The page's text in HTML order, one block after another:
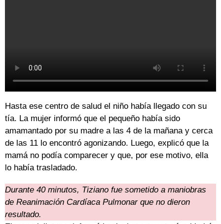
Hasta ese centro de salud el niño había llegado con su
tía. La mujer informó que el pequeño había sido
amamantado por su madre a las 4 de la mañana y cerca
de las 11 lo encontró agonizando. Luego, explicó que la
mamá no podía comparecer y que, por ese motivo, ella
lo había trasladado.
Durante 40 minutos, Tiziano fue sometido a maniobras
de Reanimación Cardíaca Pulmonar que no dieron
resultado.